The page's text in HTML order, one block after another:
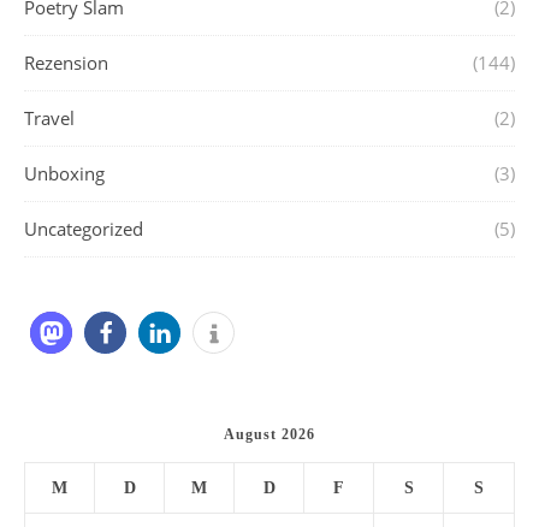
Poetry Slam (2)
Rezension (144)
Travel (2)
Unboxing (3)
Uncategorized (5)
August 2026
M D M D F S S